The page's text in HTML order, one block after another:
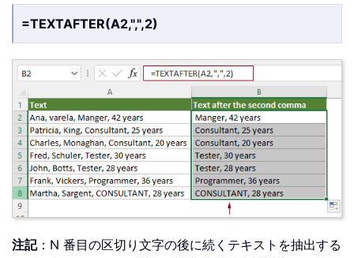
=TEXTAFTER(A2,",",2)
注記：N 番目の区切り文字の後に続くテキストを抽出する